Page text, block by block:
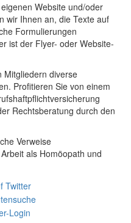
Website und/oder
wir Ihnen an, die Texte auf
Formulierungen
ist der Flyer- oder Website-
Mitgliedern diverse
Profitieren Sie von einem
Rechtsberatung durch den
Verweise
als Homöopath und